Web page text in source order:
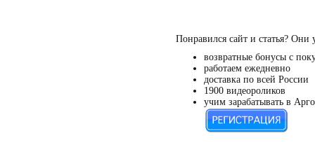
Понравился сайт и статья? Они
возвратные бонусы с
работаем ежедневно
доставка по всей России
1900 видеороликов
учим зарабатывать в Арго